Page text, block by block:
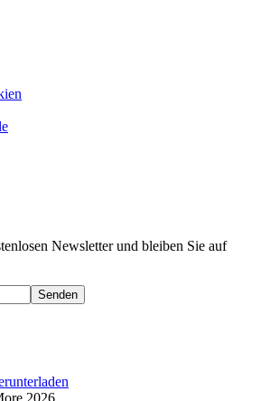
Newsletter und bleiben Sie auf
Senden